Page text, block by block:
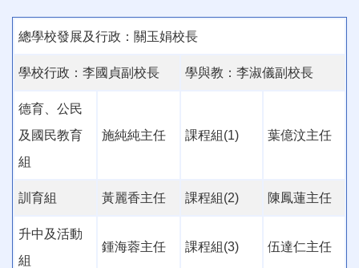
總學校發展及行政： 關玉娟校長
學校行政：李國貞副校長 學與教：李淑儀副校長
德育、公民
及國民教育
組
施純純主任 課程組(1) 葉億汶主任
訓育組 黃麗香主任 課程組(2) 陳鳳蓮主任
升中及活動
組
鍾海蓉主任 課程組(3) 伍達仁主任